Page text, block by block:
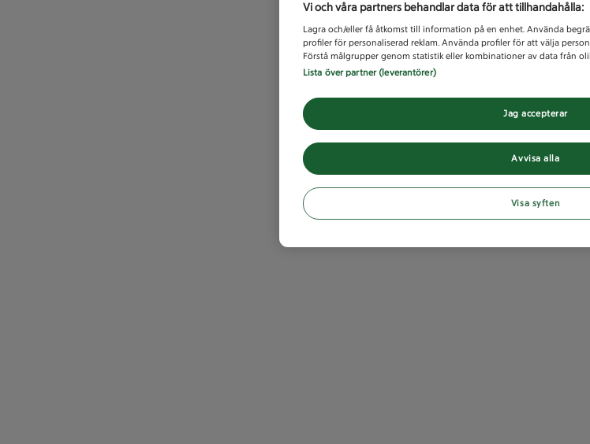
Vi och våra partners behandlar data för att tillhandahålla:
Lagra och/eller få åtkomst till information på en enhet. Använda
profiler för personaliserad reklam. Använda profiler för att välja
Förstå målgrupper genom statistik eller kombinationer av data från
Lista över partner (leverantörer)
Avvisa alla
Jag accepterar
Visa syften